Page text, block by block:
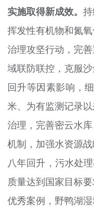
实施取得新成效。
挥发性有机物和氮
治理攻坚行动，完
域联防联控，克服
回升等因素影响，
米、为有监测记录
治理，完善密云水
机制，加强水资源
八年回升，污水处
质量达到国家目标
优秀案例，野鸭湖